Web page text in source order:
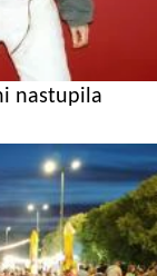
nastupila